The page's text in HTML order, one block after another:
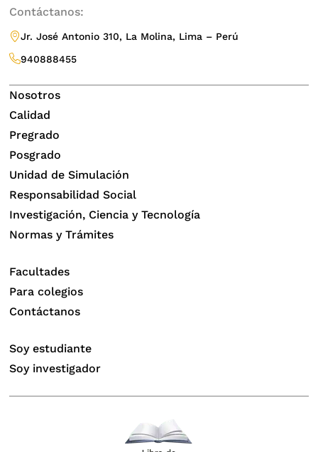
Contáctanos:
Jr. José Antonio 310, La Molina, Lima – Perú
940888455
Nosotros
Calidad
Pregrado
Posgrado
Unidad de Simulación
Responsabilidad Social
Investigación, Ciencia y Tecnología
Normas y Trámites
Facultades
Para colegios
Contáctanos
Soy estudiante
Soy investigador